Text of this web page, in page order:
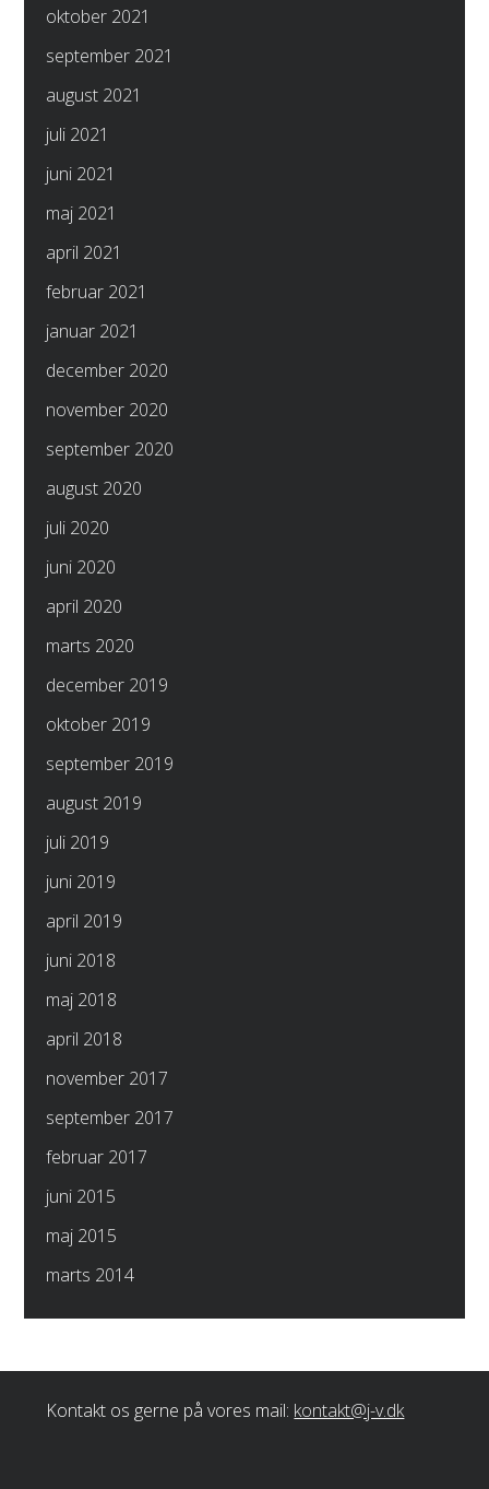
oktober 2021
september 2021
august 2021
juli 2021
juni 2021
maj 2021
april 2021
februar 2021
januar 2021
december 2020
november 2020
september 2020
august 2020
juli 2020
juni 2020
april 2020
marts 2020
december 2019
oktober 2019
september 2019
august 2019
juli 2019
juni 2019
april 2019
juni 2018
maj 2018
april 2018
november 2017
september 2017
februar 2017
juni 2015
maj 2015
marts 2014
Kontakt os gerne på vores mail: kontakt@j-v.dk